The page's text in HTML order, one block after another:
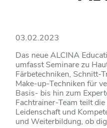
03.02.2023
Das neue ALCINA
umfasst Seminare zu
Färbetechniken, Schnitt-
Make-up-Techniken für
Basis- bis hin zum
Fachtrainer-Team teilt
Leidenschaft und
und Weiterbildung, ob